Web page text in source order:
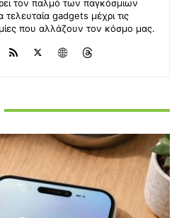
τον παλμό των παγκόσμιων
gadgets μέχρι τις
που αλλάζουν τον κόσμο μας.